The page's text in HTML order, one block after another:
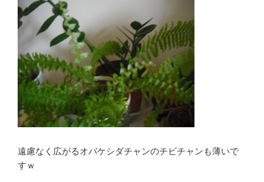
遠慮なく広がるオバケシダチャンのチビチャンも薄いで
すｗ